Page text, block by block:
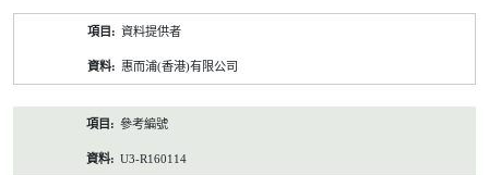
資料提供者
惠而浦(香港)有限公司
參考編號
U3-R160114